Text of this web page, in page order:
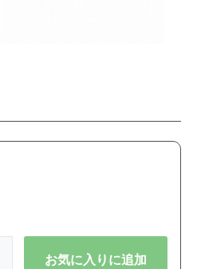
お気に入りに追加